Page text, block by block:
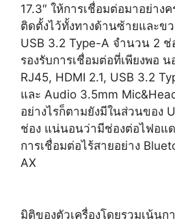
17.3″ ให้การเชื่อมต่อมาอย่าง
ติดตั้งไว้ทั้งทางด้านซ้ายและข
USB 3.2 Type-A จำนวน 2 ช่
รองรับการเชื่อมต่อที่เพียงพอ
RJ45, HDMI 2.1, USB 3.2
และ Audio 3.5mm
อย่างไรก็ตามยังมีในส่วนของ
ช่อง แน่นอนว่ามีช่องต่อไฟอแด
การเชื่อมต่อไร้สายอย่าง
AX
มิติของตัวเครื่องโดยรวมเน้น